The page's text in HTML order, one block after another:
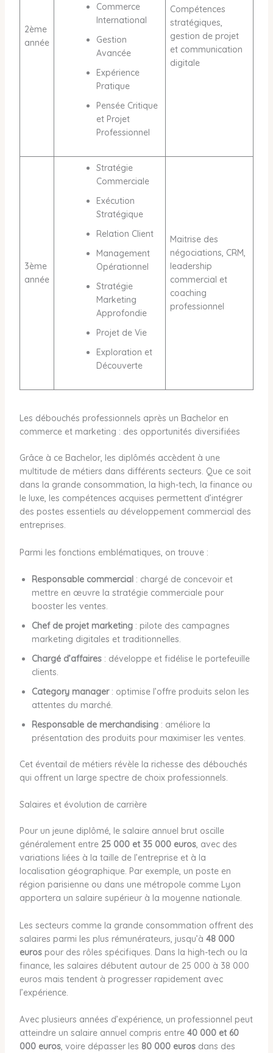
2ème
année
Commerce
International
Gestion
Avancée
Expérience
Pratique
Pensée Critique
et Projet
Professionnel
Compétences
stratégiques,
gestion de projet
et communication
digitale
3ème
année
Stratégie
Commerciale
Exécution
Stratégique
Relation Client
Management
Opérationnel
Stratégie
Marketing
Approfondie
Projet de Vie
Exploration et
Découverte
Maitrise des
négociations, CRM,
leadership
commercial et
coaching
professionnel
Les débouchés professionnels après un Bachelor en
commerce et marketing : des opportunités diversifiées
Grâce à ce Bachelor, les diplômés accèdent à une
multitude de métiers dans différents secteurs. Que ce soit
dans la grande consommation, la high-tech, la finance ou
le luxe, les compétences acquises permettent d’intégrer
des postes essentiels au développement commercial des
entreprises.
Parmi les fonctions emblématiques, on trouve :
Responsable commercial: chargé de concevoir et
mettre en œuvre la stratégie commerciale pour
booster les ventes.
Chef de projet marketing: pilote des campagnes
marketing digitales et traditionnelles.
Chargé d’affaires: développe et fidélise le portefeuille
clients.
Category manager: optimise l’offre produits selon les
attentes du marché.
Responsable de merchandising: améliore la
présentation des produits pour maximiser les ventes.
Cet éventail de métiers révèle la richesse des débouchés
qui offrent un large spectre de choix professionnels.
Salaires et évolution de carrière
Pour un jeune diplômé, le salaire annuel brut oscille
généralement entre 25 000 et 35 000 euros, avec des
variations liées à la taille de l’entreprise et à la
localisation géographique. Par exemple, un poste en
région parisienne ou dans une métropole comme Lyon
apportera un salaire supérieur à la moyenne nationale.
Les secteurs comme la grande consommation offrent des
salaires parmi les plus rémunérateurs, jusqu’à 48 000
eurospour des rôles spécifiques. Dans la high-tech ou la
finance, les salaires débutent autour de 25 000 à 38 000
euros mais tendent à progresser rapidement avec
l’expérience.
Avec plusieurs années d’expérience, un professionnel peut
atteindre un salaire annuel compris entre 40 000 et 60
000 euros, voire dépasser les 80 000 eurosdans des